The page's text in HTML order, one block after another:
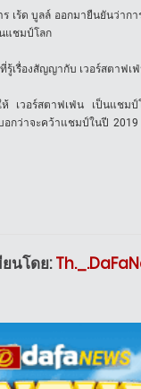
ร เร้ด บูลล์ ออกมายืนยันว่าก
แชมป์โลก
รู้เรื่องสัญญากับ เวอร์สตาฟเฟ่
ให้ เวอร์สตาฟเฟ่น เป็นแชม
อกว่าจะคว้าแชมป์ในปี
ยนโดย: